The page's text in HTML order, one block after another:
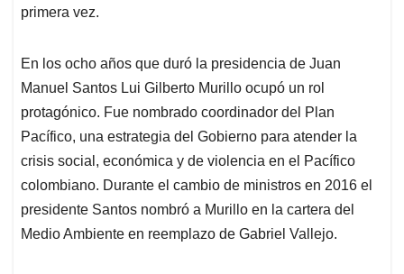
primera vez.
En los ocho años que duró la presidencia de Juan
Manuel Santos Lui Gilberto Murillo ocupó un rol
protagónico. Fue nombrado coordinador del Plan
Pacífico, una estrategia del Gobierno para atender la
crisis social, económica y de violencia en el Pacífico
colombiano. Durante el cambio de ministros en 2016 el
presidente Santos nombró a Murillo en la cartera del
Medio Ambiente en reemplazo de Gabriel Vallejo.